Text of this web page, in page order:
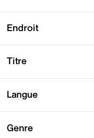
Endroit
Titre
Langue
Genre